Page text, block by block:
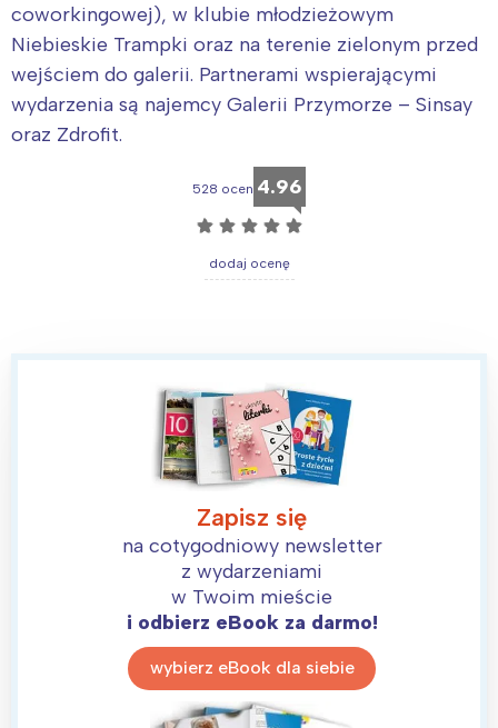
coworkingowej), w klubie młodzieżowym
Niebieskie Trampki oraz na terenie zielonym przed
wejściem do galerii. Partnerami wspierającymi
wydarzenia są najemcy Galerii Przymorze – Sinsay
oraz Zdrofit.
528 ocen 4.96
☆ ☆ ☆ ☆ ☆
dodaj ocenę
Zapisz się
na cotygodniowy newsletter
z wydarzeniami
w Twoim mieście
i odbierz eBook za darmo!
wybierz eBook dla siebie
Interesują mnie wydarzenia z
Warszawa
Trójmiasto
Śląsk
Kraków
Południe
Północ
Wszystkie
Wybieram